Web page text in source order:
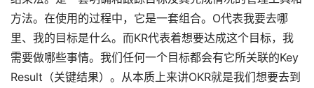
方法。在使用的过程中，它是一套组合。O代表我要去哪
里、我的目标是什么。而KR代表着想要达成这个目标，我
需要做哪些事情。我们任何一个目标都会有它所关联的Key
Result（关键结果）。从本质上来讲OKR就是我们想要去到